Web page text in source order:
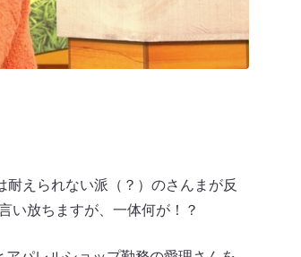
えられない派（？）のさんまが反
い放ちますが、一体何が！？